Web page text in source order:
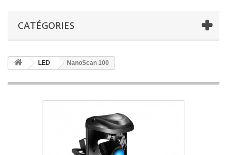
CATÉGORIES
LED NanoScan 100